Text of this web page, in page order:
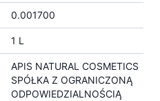
0.001700
1 L
APIS NATURAL COSMETICS
SPÓŁKA Z OGRANICZONĄ
ODPOWIEDZIALNOŚCIĄ